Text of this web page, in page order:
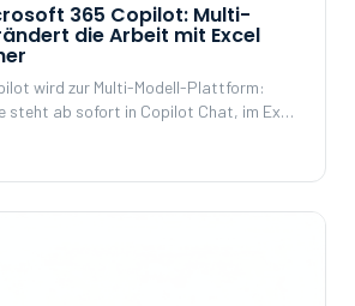
365 Copilot: Multi-
die Arbeit mit Excel
wird zur Multi-Modell-Plattform:
steht ab sofort in Copilot Chat, im Excel
Analyse, Recherche und